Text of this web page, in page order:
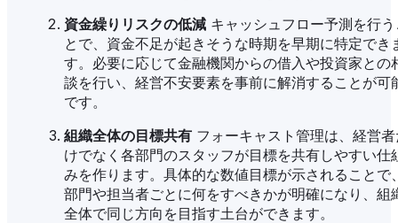
資金繰りリスクの低減 キャッシュフロー予測を行
とで、資金不足が起きそうな時期を早期に特定でき
す。必要に応じて金融機関からの借入や投資家との
談を行い、経営不安要素を事前に解消することが可
です。
組織全体の目標共有 フォーキャスト管理は、経営
けでなく各部門のスタッフが目標を共有しやすい仕
みを作ります。具体的な数値目標が示されることで
部門や担当者ごとに何をすべきかが明確になり、組
全体で同じ方向を目指す土台ができます。